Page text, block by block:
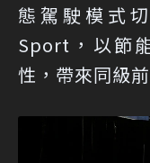
態駕駛模式
Sport，以節
性，帶來同級